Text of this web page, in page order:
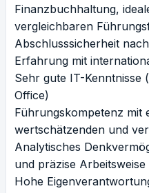
Finanzbuchhaltung,
vergleichbaren
Abschlusssicherheit
Erfahrung mit
Sehr gute IT-Kenntnisse
Office)
Führungskompetenz mit
wertschätzenden und
Analytisches
und präzise Arbeitsweise
Hohe